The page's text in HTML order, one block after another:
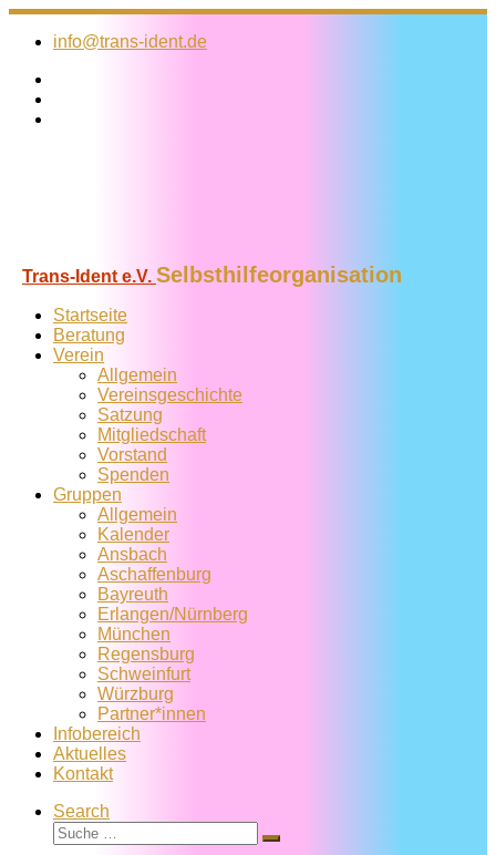
Zum
Inhalt
info@trans-ident.de
Trans-Ident e.V. Selbsthilfeorganisation
Startseite
Beratung
Verein
Allgemein
Vereins­geschichte
Satzung
Mitglied­schaft
Vorstand
Spenden
Gruppen
Allgemein
Kalender
Ansbach
Aschaffenburg
Bayreuth
Erlangen/Nürnberg
München
Regensburg
Schweinfurt
Würzburg
Partner*innen
Infobereich
Aktuelles
Kontakt
Search
Suche
Suche